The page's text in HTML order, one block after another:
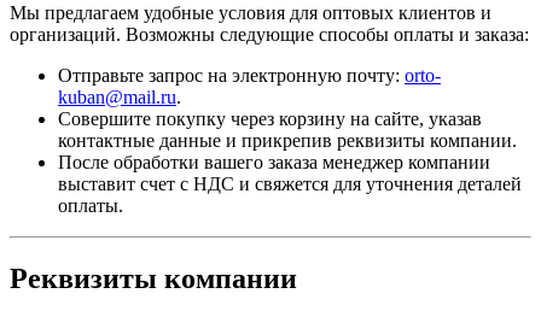
Мы предлагаем удобные условия для оптовых клиентов и
организаций. Возможны следующие способы оплаты и заказа:
Отправьте запрос на электронную почту: orto-
kuban@mail.ru.
Совершите покупку через корзину на сайте, указав
контактные данные и прикрепив реквизиты компании.
После обработки вашего заказа менеджер компании
выставит счет с НДС и свяжется для уточнения деталей
оплаты.
Реквизиты компании